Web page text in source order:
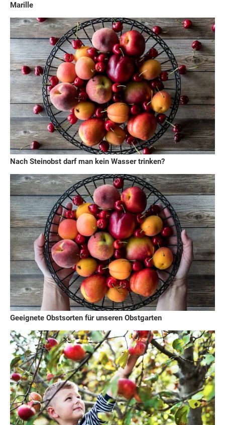
Marille
Nach Steinobst darf man kein Wasser trinken?
Geeignete Obstsorten für unseren Obstgarten